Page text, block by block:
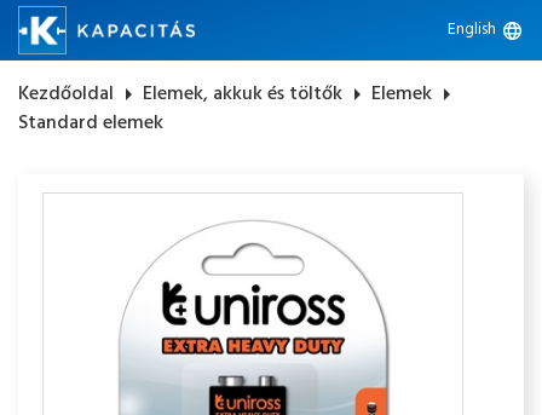
English language
Kezdőoldal arrow_right Elemek, akkuk és töltők arrow_right Elemek arrow_right
Standard elemek